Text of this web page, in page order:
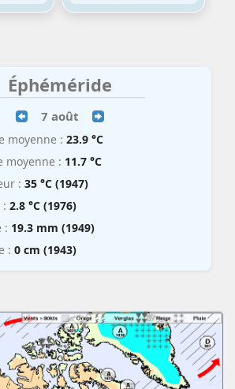
Éphéméride
7 août
moyenne : 23.9 °C
moyenne : 11.7 °C
: 35 °C (1947)
2.8 °C (1976)
: 19.3 mm (1949)
: 0 cm (1943)